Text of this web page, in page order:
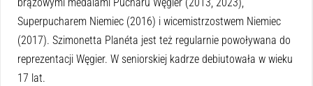
brązowymi medalami Pucharu Węgier (2013, 2023),
Superpucharem Niemiec (2016) i wicemistrzostwem Niemiec
(2017). Szimonetta Planéta jest też regularnie powoływana do
reprezentacji Węgier. W seniorskiej kadrze debiutowała w wieku
17 lat.